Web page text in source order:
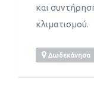
και
κλιματισμού.
Δωδεκάνησα